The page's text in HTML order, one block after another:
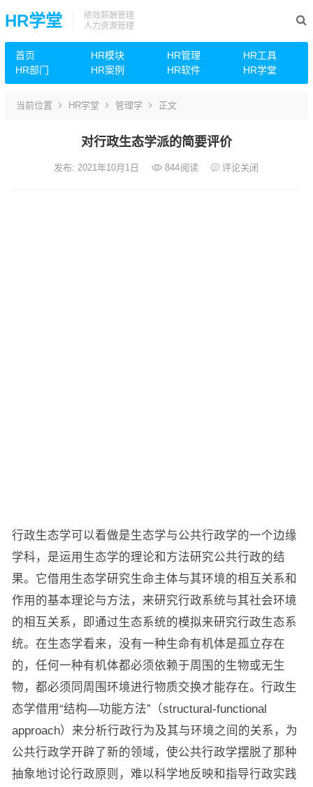
HR学堂
绩效薪酬管理
人力资源管理
首页 HR模块 HR管理
HR工具
HR部门
HR案例 HR软件 HR学堂
当前位置 HR学堂 管理学 正文
对行政生态学派的简要评价
发布: 2021年10月1日 844阅读 评论关闭
行政生态学可以看做是生态学与公共行政学的一个边缘
学科，是运用生态学的理论和方法研究公共行政的结
果。它借用生态学研究生命主体与其环境的相互关系和
作用的基本理论与方法，来研究行政系统与其社会环境
的相互关系，即通过生态系统的模拟来研究行政生态系
统。在生态学看来，没有一种生命有机体是孤立存在
的，任何一种有机体都必须依赖于周围的生物或无生
物，都必须同周围环境进行物质交换才能存在。行政生
态学借用“结构—功能方法”（structural-functional
approach）来分析行政行为及其与环境之间的关系，为
公共行政学开辟了新的领域，使公共行政学摆脱了那种
抽象地讨论行政原则，难以科学地反映和指导行政实践